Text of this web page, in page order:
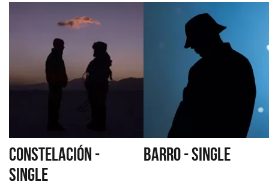
CONSTELACIÓN -
SINGLE
BARRO - SINGLE